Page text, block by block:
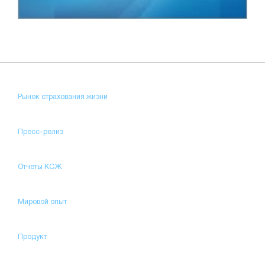
Рынок страхования жизни
Пресс-релиз
Отчеты КСЖ
Мировой опыт
Продукт